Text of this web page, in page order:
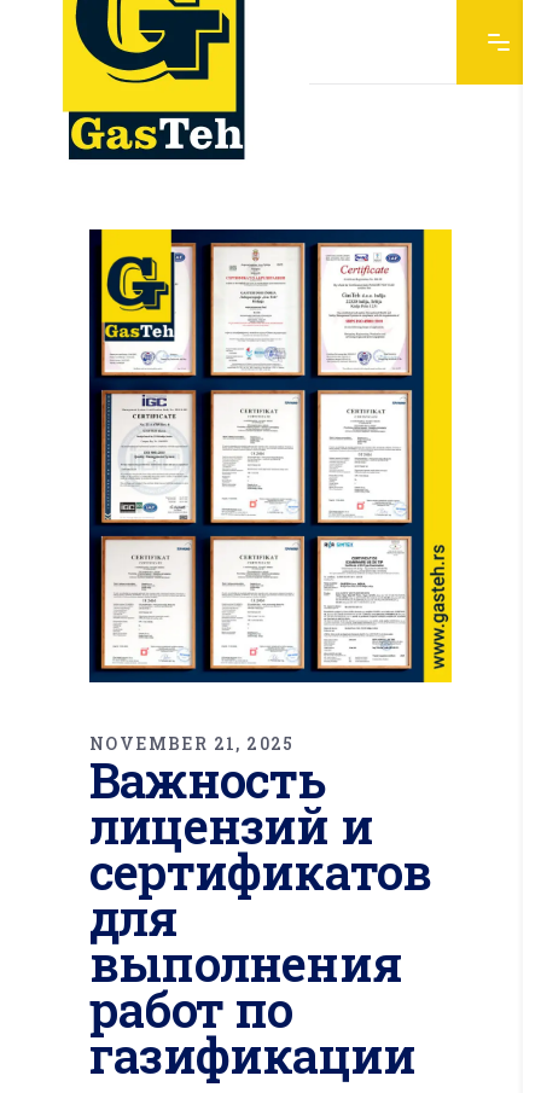
NOVEMBER 21, 2025
Важность
лицензий и
сертификатов
для
выполнения
работ по
газификации